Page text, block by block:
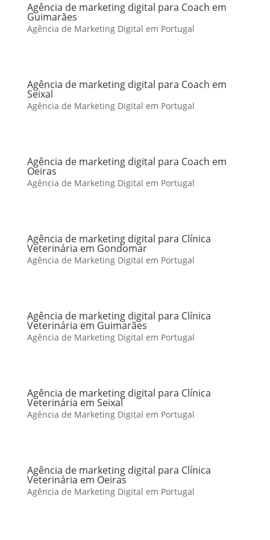
Agência de marketing digital para Coach em
Guimarães
Agência de Marketing Digital em Portugal
Agência de marketing digital para Coach em
Seixal
Agência de Marketing Digital em Portugal
Agência de marketing digital para Coach em
Oeiras
Agência de Marketing Digital em Portugal
Agência de marketing digital para Clínica
Veterinária em Gondomar
Agência de Marketing Digital em Portugal
Agência de marketing digital para Clínica
Veterinária em Guimarães
Agência de Marketing Digital em Portugal
Agência de marketing digital para Clínica
Veterinária em Seixal
Agência de Marketing Digital em Portugal
Agência de marketing digital para Clínica
Veterinária em Oeiras
Agência de Marketing Digital em Portugal